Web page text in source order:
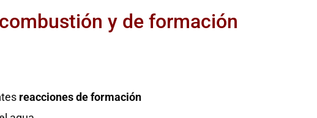
y de formación
reacciones de formación